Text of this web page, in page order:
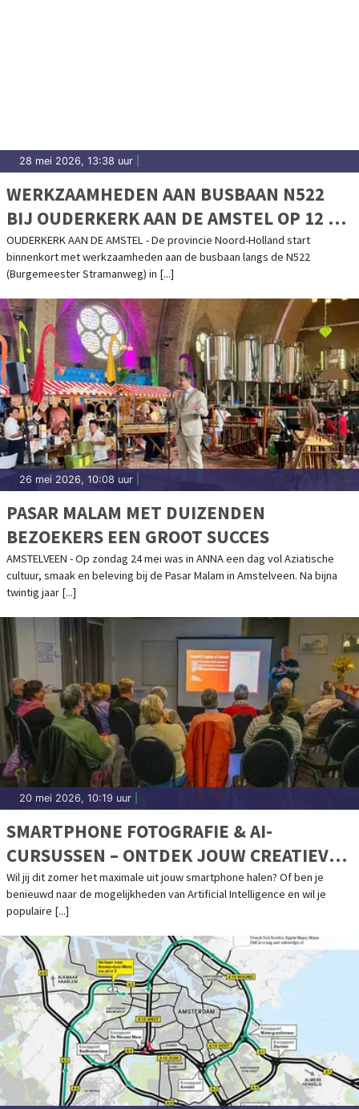
28 mei 2026, 13:38 uur
WERKZAAMHEDEN AAN BUSBAAN N522
BIJ OUDERKERK AAN DE AMSTEL OP 12 EN
13 JUNI
OUDERKERK AAN DE AMSTEL - De provincie Noord-Holland start
binnenkort met werkzaamheden aan de busbaan langs de N522
(Burgemeester Stramanweg) in [...]
26 mei 2026, 10:08 uur
PASAR MALAM MET DUIZENDEN
BEZOEKERS EEN GROOT SUCCES
AMSTELVEEN - Op zondag 24 mei was in ANNA een dag vol Aziatische
cultuur, smaak en beleving bij de Pasar Malam in Amstelveen. Na bijna
twintig jaar [...]
20 mei 2026, 10:19 uur
SMARTPHONE FOTOGRAFIE & AI-
CURSUSSEN – ONTDEK JOUW CREATIEVE
POTENTIEEL!
Wil jij dit zomer het maximale uit jouw smartphone halen? Of ben je
benieuwd naar de mogelijkheden van Artificial Intelligence en wil je
populaire [...]